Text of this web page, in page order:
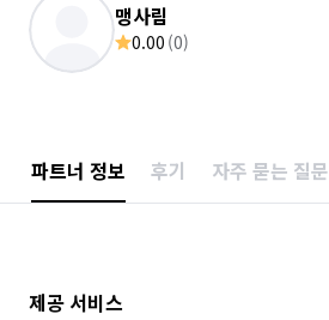
맹사림
0.00 (0)
파트너 정보 후기 자주 묻는 질문
제공 서비스